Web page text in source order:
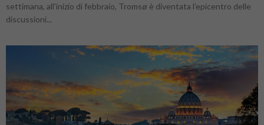
settimana, all'inizio di febbraio, Tromsø è diventata l’epicentro delle
discussioni...